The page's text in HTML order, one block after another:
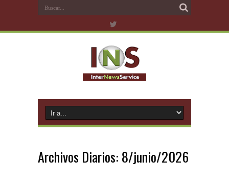
Archivos Diarios: 8/junio/2026